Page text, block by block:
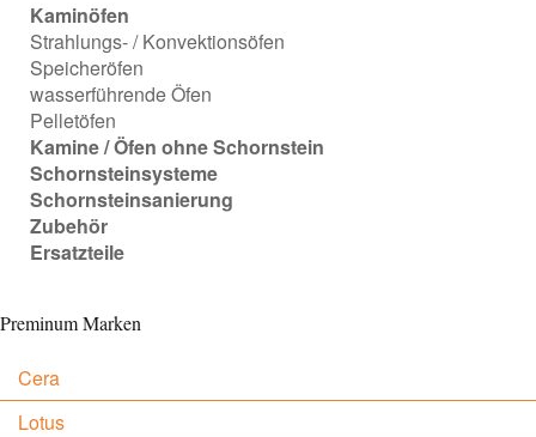
Kaminöfen
Strahlungs- / Konvektionsöfen
Speicheröfen
wasserführende Öfen
Pelletöfen
Kamine / Öfen ohne Schornstein
Schornsteinsysteme
Schornsteinsanierung
Zubehör
Ersatzteile
Preminum Marken
Cera
Lotus